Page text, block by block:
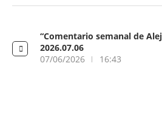
“Comentario semanal de
2026.07.06
07/06/2026
16:43